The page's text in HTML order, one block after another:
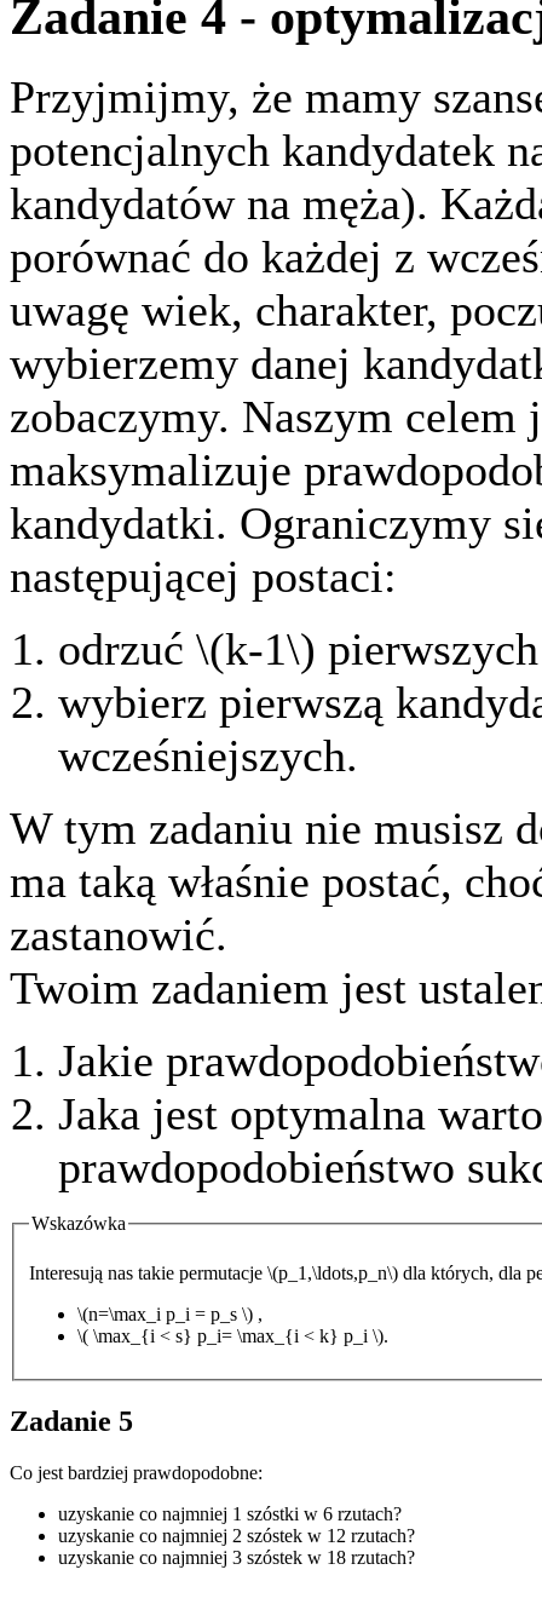
Zadanie 4 -
Przyjmijmy, że mamy
potencjalnych kandydatek
kandydatów na męża).
porównać do każdej z
uwagę wiek, charakter,
wybierzemy danej
zobaczymy. Naszym
maksymalizuje
kandydatki. Ograniczymy
następującej postaci:
odrzuć \(k-1\)
wybierz pierwszą
wcześniejszych.
W tym zadaniu nie musisz
ma taką właśnie postać,
zastanowić.
Twoim zadaniem jest
Jakie
Jaka jest optymalna
prawdopodobieństwo
Wskazówka
Interesują nas takie permutacje \(p_1,\ldots,p_n\) dla których, dla
\(n=\max_i p_i = p_s \) ,
\( \max_{i < s} p_i= \max_{i < k} p_i \).
Zadanie 5
Co jest bardziej prawdopodobne:
uzyskanie co najmniej 1 szóstki w 6 rzutach?
uzyskanie co najmniej 2 szóstek w 12 rzutach?
uzyskanie co najmniej 3 szóstek w 18 rzutach?